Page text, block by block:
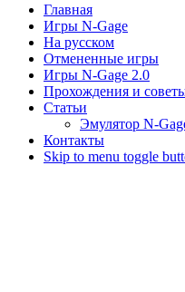
Главная
Игры N-Gage
На русском
Отмененные игры
Игры N-Gage 2.0
Прохождения и
Статьи
Эмулятор N-
Контакты
Skip to menu toggle